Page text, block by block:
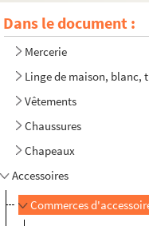
Dans le document :
Mercerie
Linge de maison, blanc,
Vêtements
Chaussures
Chapeaux
Accessoires
Commerces